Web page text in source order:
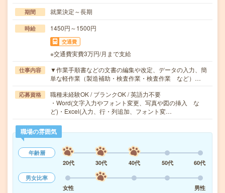
期間 就業決定～長期
時給 1450円～1500円
交通費
※交通費実費3万円/月まで支給
仕事内容
▼作業手順書などの文書の編集や改定、データの入力、簡
単な軽作業（製造補助・検査作業・検査作業 など）…
応募資格
職種未経験OK / ブランクOK / 英語力不要
・Word(文字入力やフォント変更、写真や図の挿入 な
ど)・Excel(入力、行・列追加、フォント変…
職場の雰囲気
年齢層
20代
30代 40代 50代
60代
男女比率
女性
男性